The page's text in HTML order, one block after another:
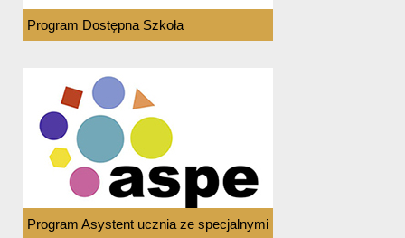
Program Dostępna Szkoła
Program Asystent ucznia ze specjalnymi